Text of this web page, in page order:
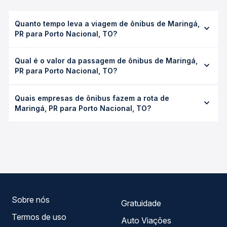
Quanto tempo leva a viagem de ônibus de Maringá,
PR para Porto Nacional, TO?
TO leva em média 32h 37min, podendo variar conforme a
viação, o tipo de serviço (convencional, executivo ou
exata de cada opção na data desejada.
Qual é o valor da passagem de ônibus de Maringá,
PR para Porto Nacional, TO?
Porto Nacional, TO custa em média R$ 600,29 e varia
conforme a data da viagem, a empresa, o tipo de poltrona
Quais empresas de ônibus fazem a rota de
Maringá, PR para Porto Nacional, TO?
Sobre nós
Termos de uso
Gratuidade
Auto Viações